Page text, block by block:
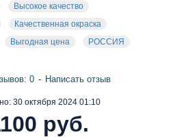
Высокое качество
Качественная окраска
Выгодная цена РОССИЯ
30 октября 2024 01:10
0 - Написать отзыв
руб.